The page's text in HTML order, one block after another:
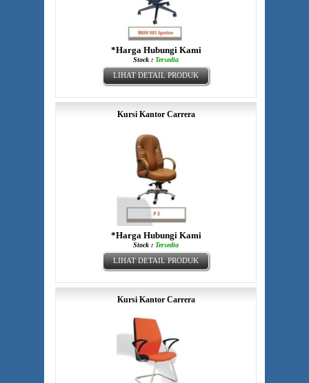
*Harga Hubungi Kami
Stock : Tersedia
LIHAT DETAIL PRODUK
Kursi Kantor Carrera
*Harga Hubungi Kami
Stock : Tersedia
LIHAT DETAIL PRODUK
Kursi Kantor Carrera